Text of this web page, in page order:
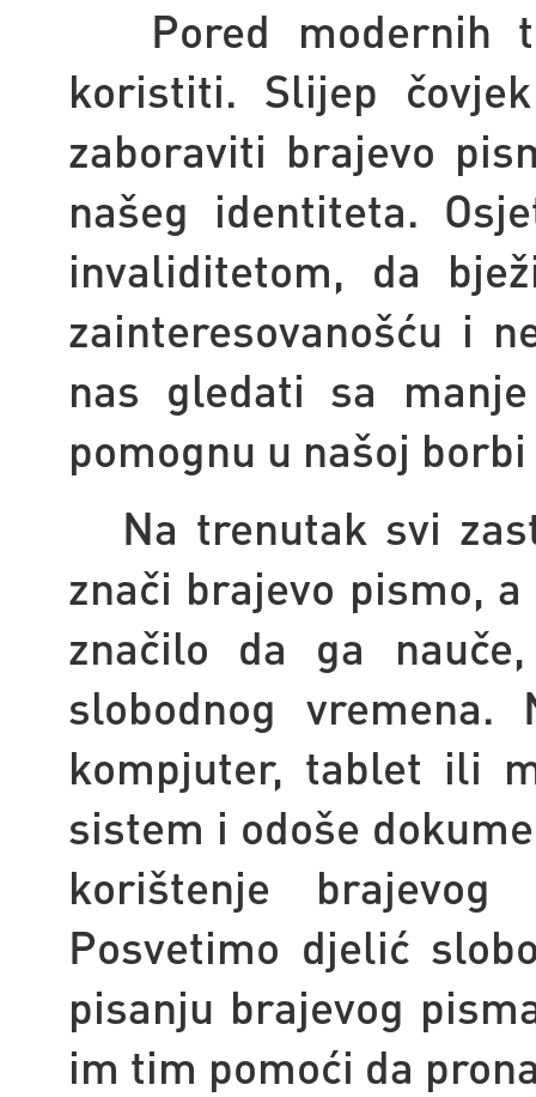
Pored modernih
koristiti. Slijep
zaboraviti brajevo
našeg identiteta.
invaliditetom, da
zainteresovanošću i
nas gledati sa
pomognu u našoj
Na trenutak svi
znači brajevo pismo,
značilo da ga
slobodnog
kompjuter, tablet ili
sistem i odoše
korištenje
Posvetimo djelić
pisanju brajevog
im tim pomoći da